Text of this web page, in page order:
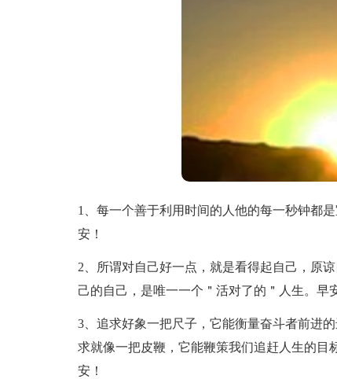
1、每一个善于利用时间的人他的每一秒钟都
安！
2、所谓对自己好一点，就是看得起自己，原
己的自己，是唯一一个＂活对了的＂人生。早
3、追求好象一把尺子，它能衡量奋斗者前进
求就像一把皮鞭，它能鞭策我们追赶人生的
安！